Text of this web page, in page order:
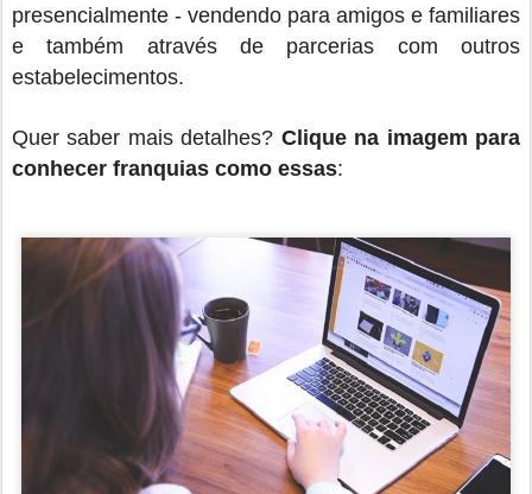
presencialmente - vendendo para amigos e familiares
e também através de parcerias com outros
estabelecimentos.
Quer saber mais detalhes? Clique na imagem para
conhecer franquias como essas: